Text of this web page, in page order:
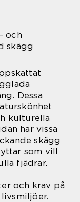
och
skägg
Dessa
kulturella
har vissa
skägg
som vill
fjädrar.
och krav på